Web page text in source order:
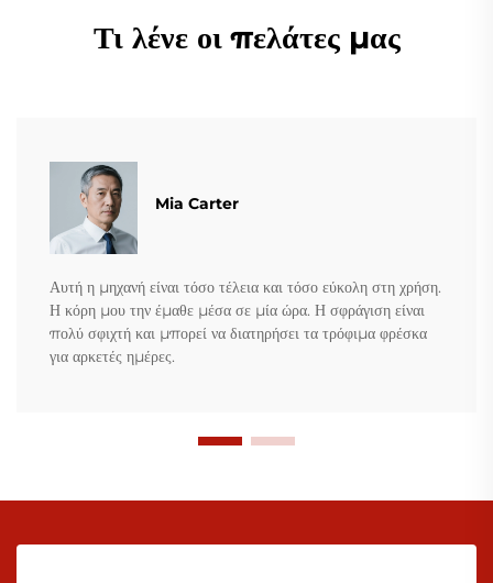
Τι λένε οι πελάτες μας
Mia Carter
Αυτή η μηχανή είναι τόσο τέλεια και τόσο εύκολη στη χρήση.
Η κόρη μου την έμαθε μέσα σε μία ώρα. Η σφράγιση είναι
πολύ σφιχτή και μπορεί να διατηρήσει τα τρόφιμα φρέσκα
για αρκετές ημέρες.